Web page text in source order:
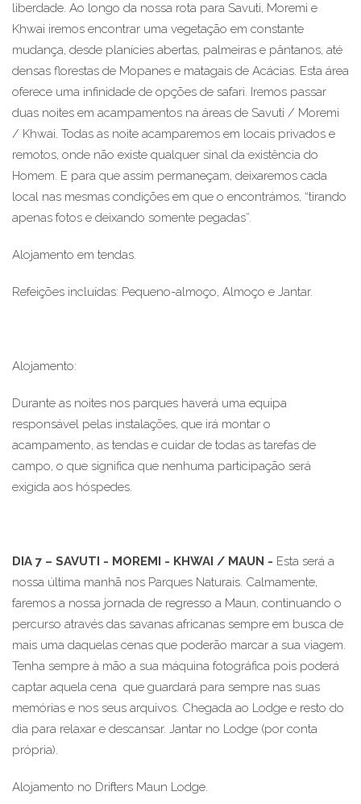
liberdade. Ao longo da nossa rota para Savuti, Moremi e
Khwai iremos encontrar uma vegetação em constante
mudança, desde planícies abertas, palmeiras e pântanos, até
densas florestas de Mopanes e matagais de Acácias. Esta área
oferece uma infinidade de opções de safari. Iremos passar
duas noites em acampamentos na áreas de Savuti / Moremi
/ Khwai. Todas as noite acamparemos em locais privados e
remotos, onde não existe qualquer sinal da existência do
Homem. E para que assim permaneçam, deixaremos cada
local nas mesmas condições em que o encontrámos, “tirando
apenas fotos e deixando somente pegadas”.
Alojamento em tendas.
Refeições incluídas: Pequeno-almoço, Almoço e Jantar.
Alojamento:
Durante as noites nos parques haverá uma equipa
responsável pelas instalações, que irá montar o
acampamento, as tendas e cuidar de todas as tarefas de
campo, o que significa que nenhuma participação será
exigida aos hóspedes.
DIA 7 – SAVUTI - MOREMI - KHWAI / MAUN - Esta será a
nossa última manhã nos Parques Naturais. Calmamente,
faremos a nossa jornada de regresso a Maun, continuando o
percurso através das savanas africanas sempre em busca de
mais uma daquelas cenas que poderão marcar a sua viagem.
Tenha sempre à mão a sua máquina fotográfica pois poderá
captar aquela cena que guardará para sempre nas suas
memórias e nos seus arquivos. Chegada ao Lodge e resto do
dia para relaxar e descansar. Jantar no Lodge (por conta
própria).
Alojamento no Drifters Maun Lodge.